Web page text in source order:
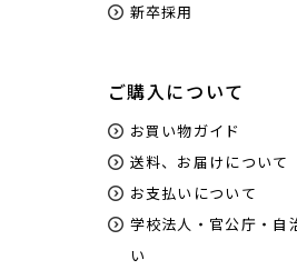
新卒採用
ご購入について
お買い物ガイド
送料、お届けについて
お支払いについて
学校法人・官公庁・自
い